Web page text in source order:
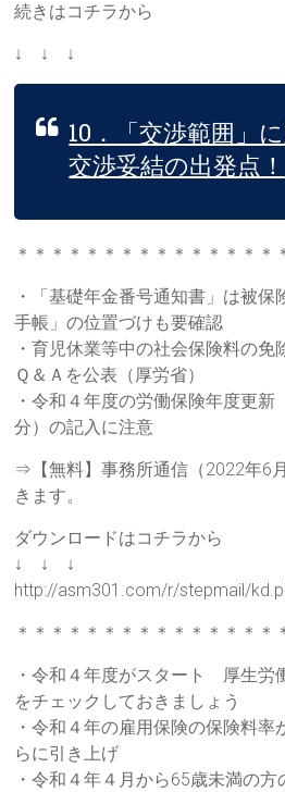
続きはコチラから
↓ ↓ ↓
10．「交渉範囲」
交渉妥結の出発点！
＊＊＊＊＊＊＊＊＊＊＊＊＊＊＊
・「基礎年金番号通知書」は被
手帳」の位置づけも要確認
・育児休業等中の社会保険料の免
Ｑ＆Ａを公表（厚労省）
・令和４年度の労働保険年度更
分）の記入に注意
⇒【無料】事務所通信（2022年6
きます。
ダウンロードはコチラから
↓ ↓ ↓
http://asm301.com/r/stepmail/
＊＊＊＊＊＊＊＊＊＊＊＊＊＊＊
・令和４年度がスタート 厚生労
をチェックしておきましょう
・令和４年の雇用保険の保険料
らに引き上げ
・令和４年４月から65歳未満の